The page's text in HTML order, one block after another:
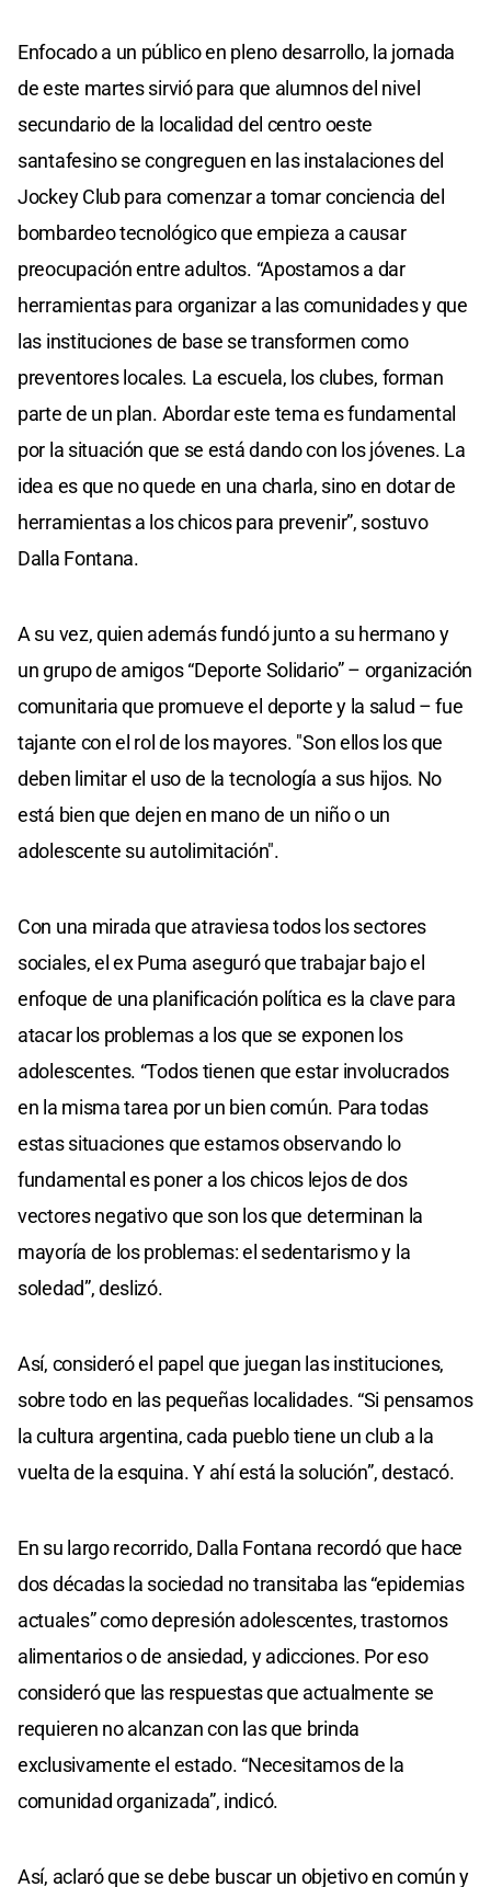
Enfocado a un público en pleno desarrollo, la jornada
de este martes sirvió para que alumnos del nivel
secundario de la localidad del centro oeste
santafesino se congreguen en las instalaciones del
Jockey Club para comenzar a tomar conciencia del
bombardeo tecnológico que empieza a causar
preocupación entre adultos. “Apostamos a dar
herramientas para organizar a las comunidades y que
las instituciones de base se transformen como
preventores locales. La escuela, los clubes, forman
parte de un plan. Abordar este tema es fundamental
por la situación que se está dando con los jóvenes. La
idea es que no quede en una charla, sino en dotar de
herramientas a los chicos para prevenir”, sostuvo
Dalla Fontana.
A su vez, quien además fundó junto a su hermano y
un grupo de amigos “Deporte Solidario” – organización
comunitaria que promueve el deporte y la salud – fue
tajante con el rol de los mayores. "Son ellos los que
deben limitar el uso de la tecnología a sus hijos. No
está bien que dejen en mano de un niño o un
adolescente su autolimitación".
Con una mirada que atraviesa todos los sectores
sociales, el ex Puma aseguró que trabajar bajo el
enfoque de una planificación política es la clave para
atacar los problemas a los que se exponen los
adolescentes. “Todos tienen que estar involucrados
en la misma tarea por un bien común. Para todas
estas situaciones que estamos observando lo
fundamental es poner a los chicos lejos de dos
vectores negativo que son los que determinan la
mayoría de los problemas: el sedentarismo y la
soledad”, deslizó.
Así, consideró el papel que juegan las instituciones,
sobre todo en las pequeñas localidades. “Si pensamos
la cultura argentina, cada pueblo tiene un club a la
vuelta de la esquina. Y ahí está la solución”, destacó.
En su largo recorrido, Dalla Fontana recordó que hace
dos décadas la sociedad no transitaba las “epidemias
actuales” como depresión adolescentes, trastornos
alimentarios o de ansiedad, y adicciones. Por eso
consideró que las respuestas que actualmente se
requieren no alcanzan con las que brinda
exclusivamente el estado. “Necesitamos de la
comunidad organizada”, indicó.
Así, aclaró que se debe buscar un objetivo en común y